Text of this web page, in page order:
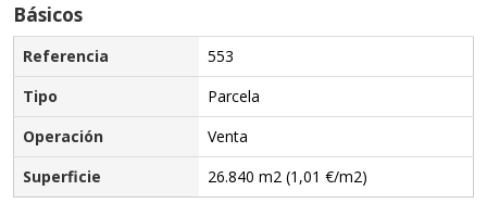
Básicos
Referencia
553
Tipo
Parcela
Operación
Venta
Superficie
26.840 m2 (1,01 €/m2)